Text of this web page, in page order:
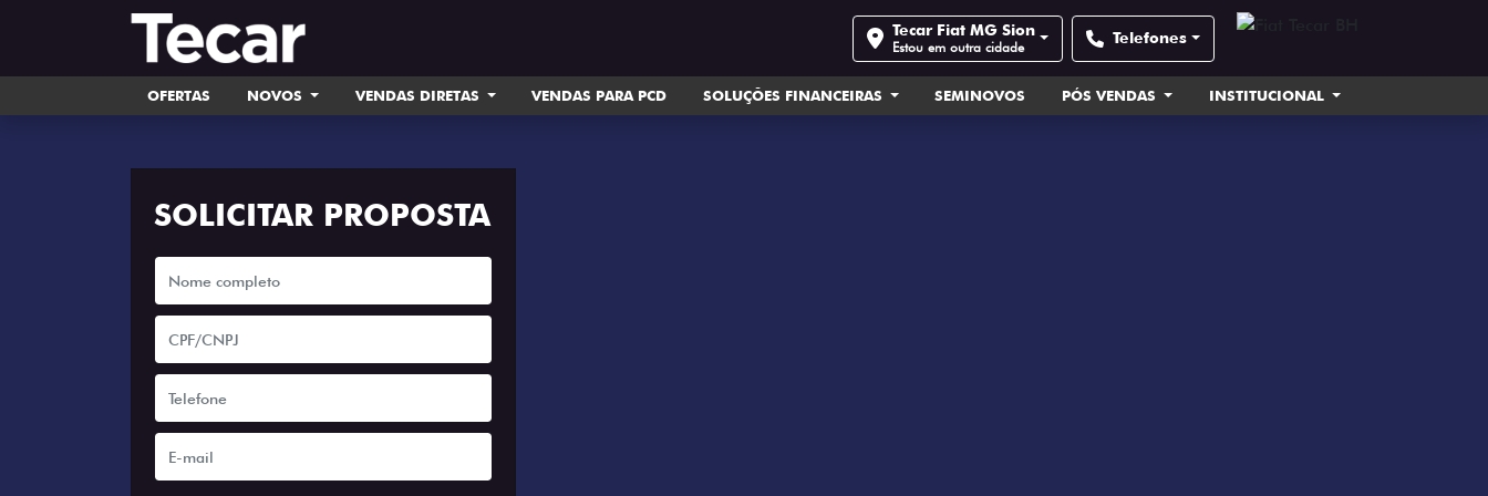
Tecar Fiat MG Sion
Estou em outra cidade Telefones
OFERTAS NOVOS VENDAS DIRETAS VENDAS PARA PCD SOLUÇÕES FINANCEIRAS SEMINOVOS PÓS VENDAS INSTITUCIONAL
SOLICITAR PROPOSTA